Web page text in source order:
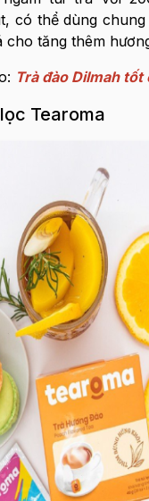
có thể dùng
cho tăng thêm
Trà đào Dilmah
Tearoma